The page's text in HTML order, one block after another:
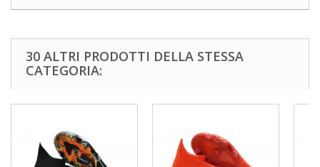
30 ALTRI PRODOTTI DELLA STESSA
CATEGORIA: